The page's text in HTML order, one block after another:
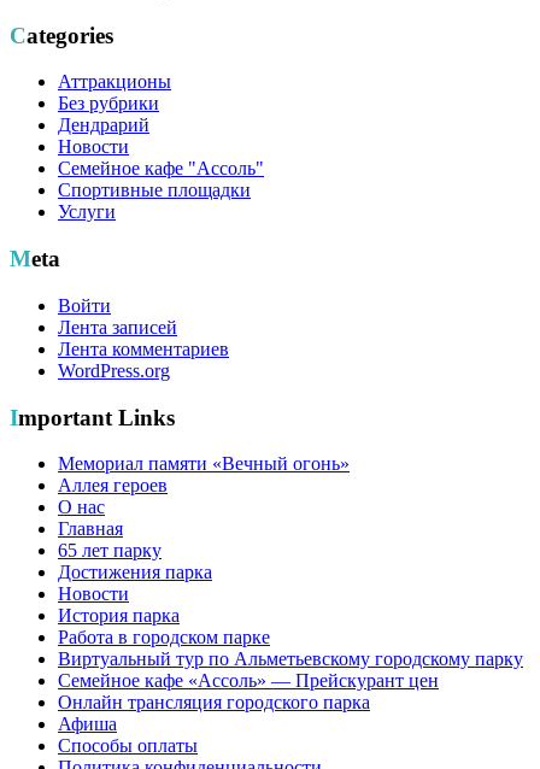
Categories
Аттракционы
Без рубрики
Дендрарий
Новости
Семейное кафе "Ассоль"
Спортивные площадки
Услуги
Meta
Войти
Лента записей
Лента комментариев
WordPress.org
Important Links
Мемориал памяти «Вечный огонь»
Аллея героев
О нас
Главная
65 лет парку
Достижения парка
Новости
История парка
Работа в городском парке
Виртуальный тур по Альметьевскому городскому парку
Семейное кафе «Ассоль» — Прейскурант цен
Онлайн трансляция городского парка
Афиша
Способы оплаты